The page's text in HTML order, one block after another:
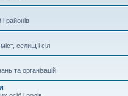
районів
селищ і сіл
та організацій